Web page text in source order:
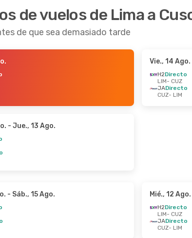
de vuelos de Lima a
de que sea demasiado tarde
Vie., 14 Ago.
H2Directo
LIM- CUZ
JADirecto
CUZ- LIM
- Jue., 13 Ago.
- Sáb., 15 Ago. Mié., 12 Ago.
H2Directo
LIM- CUZ
JADirecto
CUZ- LIM